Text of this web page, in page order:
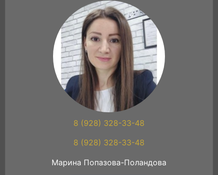
8 (928) 328-33-48
8 (928) 328-33-48
Марина Попазова-Поландова